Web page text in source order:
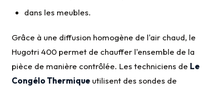
dans les meubles.
Grâce à une diffusion homogène de l'air chaud, le
Hugotri 400 permet de chauffer l'ensemble de la
pièce de manière contrôlée. Les techniciens de Le
Congélo Thermique utilisent des sondes de